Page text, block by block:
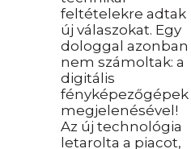
feltételekre adtak
új válaszokat. Egy
dologgal azonban
nem számoltak: a
digitális
fényképezőgépek
megjelenésével!
Az új technológia
letarolta a piacot,